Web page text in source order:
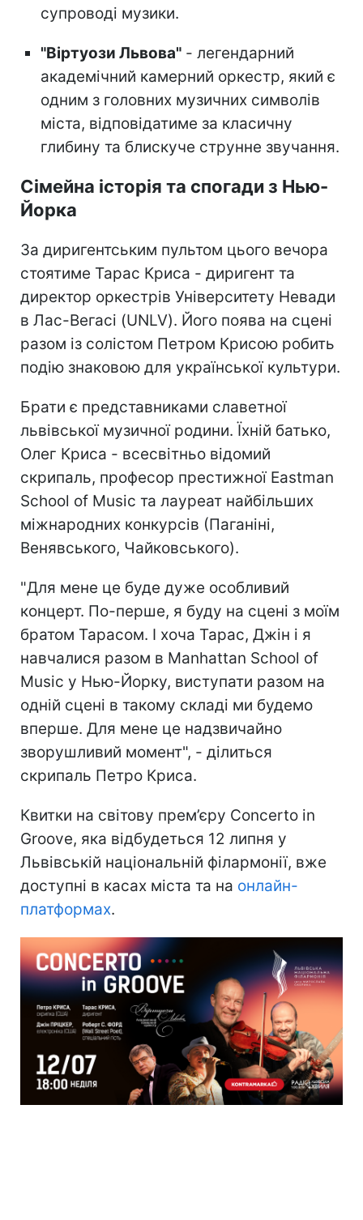
супроводі музики.
"Віртуози Львова" - легендарний
академічний камерний оркестр, який є
одним з головних музичних символів
міста, відповідатиме за класичну
глибину та блискуче струнне звучання.
Сімейна історія та спогади з Нью-
Йорка
За диригентським пультом цього вечора
стоятиме Тарас Криса - диригент та
директор оркестрів Університету Невади
в Лас-Вегасі (UNLV). Його поява на сцені
разом із солістом Петром Крисою робить
подію знаковою для української культури.
Брати є представниками славетної
львівської музичної родини. Їхній батько,
Олег Криса - всесвітньо відомий
скрипаль, професор престижної Eastman
School of Music та лауреат найбільших
міжнародних конкурсів (Паганіні,
Венявського, Чайковського).
"Для мене це буде дуже особливий
концерт. По-перше, я буду на сцені з моїм
братом Тарасом. І хоча Тарас, Джін і я
навчалися разом в Manhattan School of
Music у Нью-Йорку, виступати разом на
одній сцені в такому складі ми будемо
вперше. Для мене це надзвичайно
зворушливий момент", - ділиться
скрипаль Петро Криса.
Квитки на світову прем’єру Concerto in
Groove, яка відбудеться 12 липня у
Львівській національній філармонії, вже
доступні в касах міста та на онлайн-
платформах.